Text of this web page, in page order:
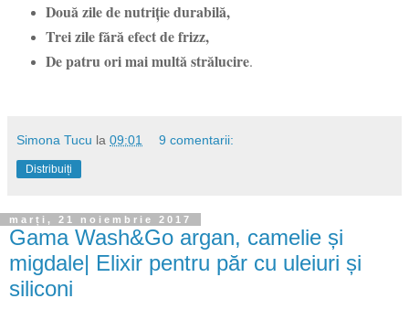
Două zile de nutriție durabilă,
Trei zile fără efect de frizz,
De patru ori mai multă strălucire.
Simona Tucu la 09:01 9 comentarii:
Distribuiți
marți, 21 noiembrie 2017
Gama Wash&Go argan, camelie și
migdale| Elixir pentru păr cu uleiuri și
siliconi